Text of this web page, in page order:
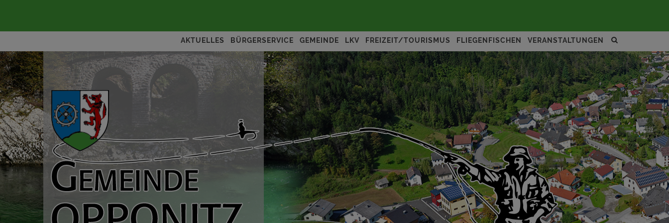
Site
toggle
AKTUELLES BÜRGERSERVICE GEMEINDE LKV FREIZEIT/TOURISMUS FLIEGENFISCHEN VERANSTALTUNGEN